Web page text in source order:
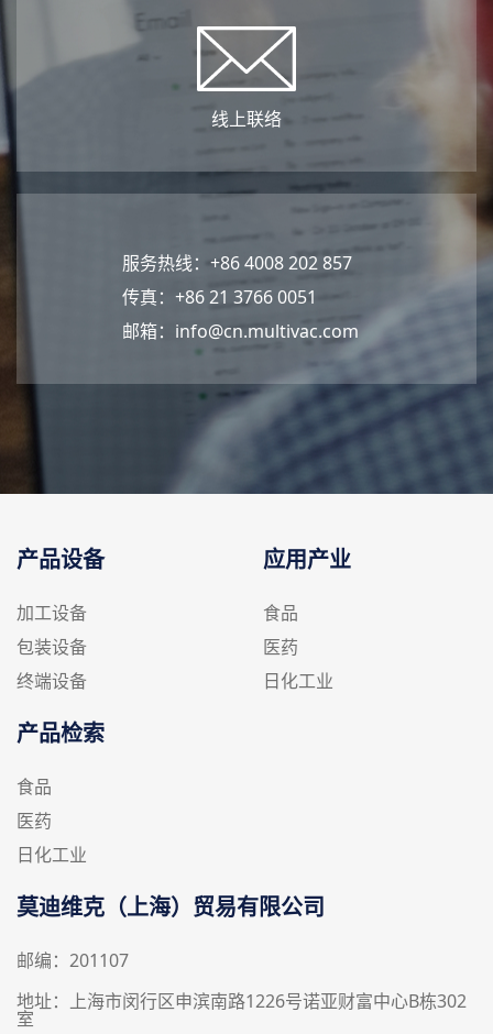
线上联络
服务热线：+86 4008 202 857
传真：+86 21 3766 0051
邮箱： info@cn.multivac.com
产品设备
加工设备
包装设备
终端设备
应用产业
食品
医药
日化工业
产品检索
食品
医药
日化工业
莫迪维克（上海）贸易有限公司
邮编：201107
地址：上海市闵行区申滨南路1226号诺亚财富中心B栋302
室